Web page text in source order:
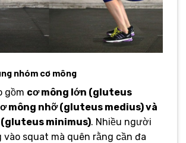
nhóm cơ mông
gồm cơ mông lớn (gluteus
mông nhỡ (gluteus medius) và
(gluteus minimus). Nhiều người
squat mà quên rằng cần đa